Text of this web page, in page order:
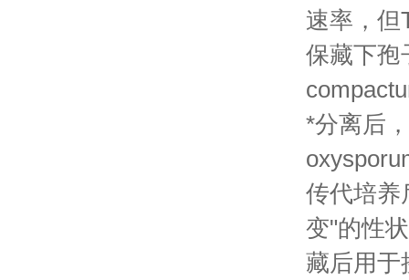
速率，但
保藏下孢
*分离后
传代培养
变"的性
藏后用于